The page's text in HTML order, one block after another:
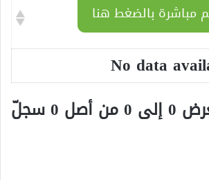
مباشرة بالضغط هنا
No data
من أصل 0 سجلّ